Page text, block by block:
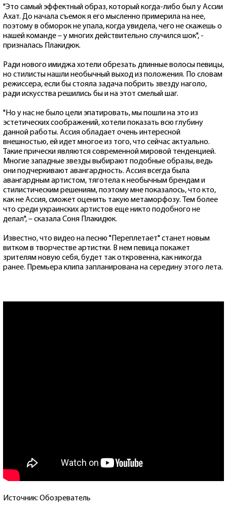
"Это самый эффектный образ, который когда-либо был у Ассии
Ахат. До начала съемок я его мысленно примерила на нее,
поэтому в обморок не упала, когда увидела, чего не скажешь о
нашей команде – у многих действительно случился шок", -
призналась Плакидюк.
Ради нового имиджа хотели обрезать длинные волосы певицы,
но стилисты нашли необычный выход из положения. По словам
режиссера, если бы стояла задача побрить звезду наголо,
ради искусства решились бы и на этот смелый шаг.
"Но у нас не было цели эпатировать, мы пошли на это из
эстетических соображений, хотели показать всю глубину
данной работы. Ассия обладает очень интересной
внешностью, ей идет многое из того, что сейчас актуально.
Такие прически являются современной мировой тенденцией.
Многие западные звезды выбирают подобные образы, ведь
они подчеркивают авангардность. Ассия всегда была
авангардным артистом, тяготела к необычным брендам и
стилистическим решениям, поэтому мне показалось, что кто,
как не Ассия, сможет оценить такую метаморфозу. Тем более
что среди украинских артистов еще никто подобного не
делал", – сказала Соня Плакидюк.
Известно, что видео на песню "Переплетает" станет новым
витком в творчестве артистки. В нем певица покажет
зрителям новую себя, будет так откровенна, как никогда
ранее. Премьера клипа запланирована на середину этого лета.
Источник: Обозреватель